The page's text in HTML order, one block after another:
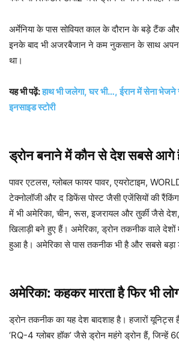
अर्मेनिया के पास सोवियत काल के दौरान के बड़े टैंक
इनके बाद भी अजरबैजान ने कम नुकसान के साथ
था।
यह भी पढ़ें:हाथ भी जलेगा, घर भी…, ईरान में सेना भेजने
इनसाइड स्टोरी
ड्रोन बनाने में कौन से देश सबसे आगे
पावर एटलस, ग्लोबल फायर पावर, एयरोटाइम,
टेक्नोलॉजी और द डिफेंस पोस्ट जैसी एजेंसियों की
में भी अमेरिका, चीन, रूस, इजरायल और तुर्की जैसे
खिलाड़ी बने हुए हैं। अमेरिका, ड्रोन तकनीक वाले
हुआ है। अमेरिका से पास तकनीक भी है और सबसे बड़ा
अमेरिका: कहकर मारता है फिर भी
ड्रोन तकनीक का यह देश बादशाह है। हजारों यूनिट्स
‘RQ-4 ग्लोबर हॉक’ जैसे ड्रोन महंगे ड्रोन हैं, जिन्हें